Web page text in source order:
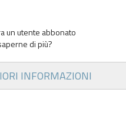
un utente abbonato
di più?
INFORMAZIONI